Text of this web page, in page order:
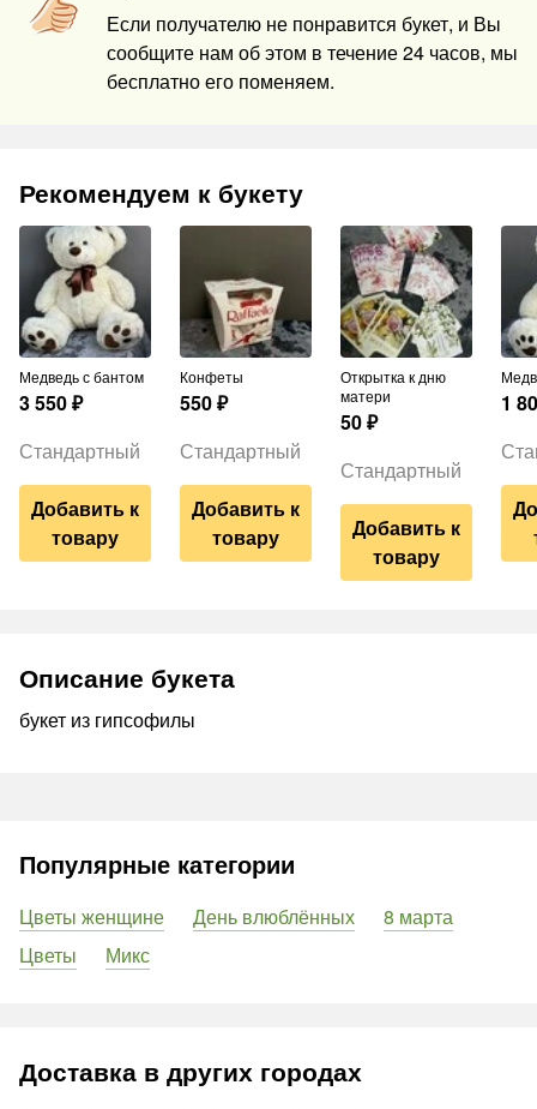
Если получателю не понравится букет, и Вы
сообщите нам об этом в течение 24 часов, мы
бесплатно его поменяем.
Рекомендуем к букету
Медведь с бантом
3 550₽
Стандартный
Добавить к
товару
Конфеты
550₽
Стандартный
Добавить к
товару
Открытка к дню
матери
50₽
Стандартный
Добавить к
товару
1
Описание букета
букет из гипсофилы
Популярные категории
Цветы женщине День влюблённых
8 марта
Цветы
Микс
Доставка в других городах